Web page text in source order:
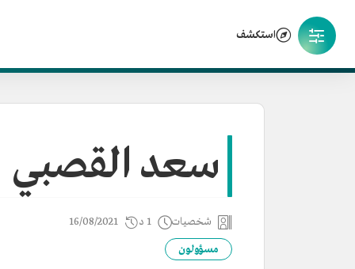
استكشف
سعد القصبي
شخصيات 1 د 16/08/2021
مسؤولون